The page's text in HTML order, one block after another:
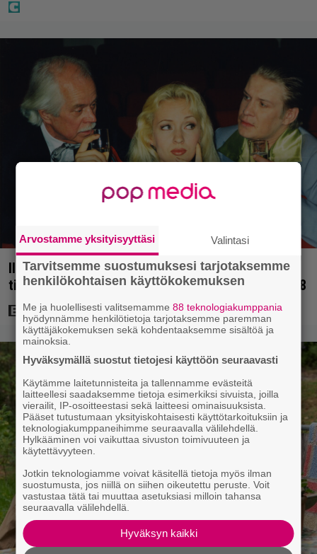
Illalla tv:ssä: Uuno-elokuva jossa käytettiin
tietokonegrafiikkaa? Sellainen tehtiin vuonna 1998
Arvostamme yksityisyyttäsi Valintasi
Tarvitsemme suostumuksesi tarjotaksemme
henkilökohtaisen käyttökokemuksen
Me ja huolellisesti valitsemamme88 teknologiakumppania
hyödynnämme henkilötietoja tarjotaksemme paremman
käyttäjäkokemuksen sekä kohdentaaksemme sisältöä ja
mainoksia.
Hyväksymällä suostut tietojesi käyttöön seuraavasti
Käytämme laitetunnisteita ja tallennamme evästeitä
laitteellesi saadaksemme tietoja esimerkiksi sivuista, joilla
vierailit, IP-osoitteestasi sekä laitteesi ominaisuuksista.
Pääset tutustumaan yksityiskohtaisesti käyttötarkoituksiin ja
teknologiakumppaneihimme seuraavalla välilehdellä.
Hylkääminen voi vaikuttaa sivuston toimivuuteen ja
käytettävyyteen.
Jotkin teknologiamme voivat käsitellä tietoja myös ilman
suostumusta, jos niillä on siihen oikeutettu peruste. Voit
vastustaa tätä tai muuttaa asetuksiasi milloin tahansa
seuraavalla välilehdellä.
Hyväksyn kaikki